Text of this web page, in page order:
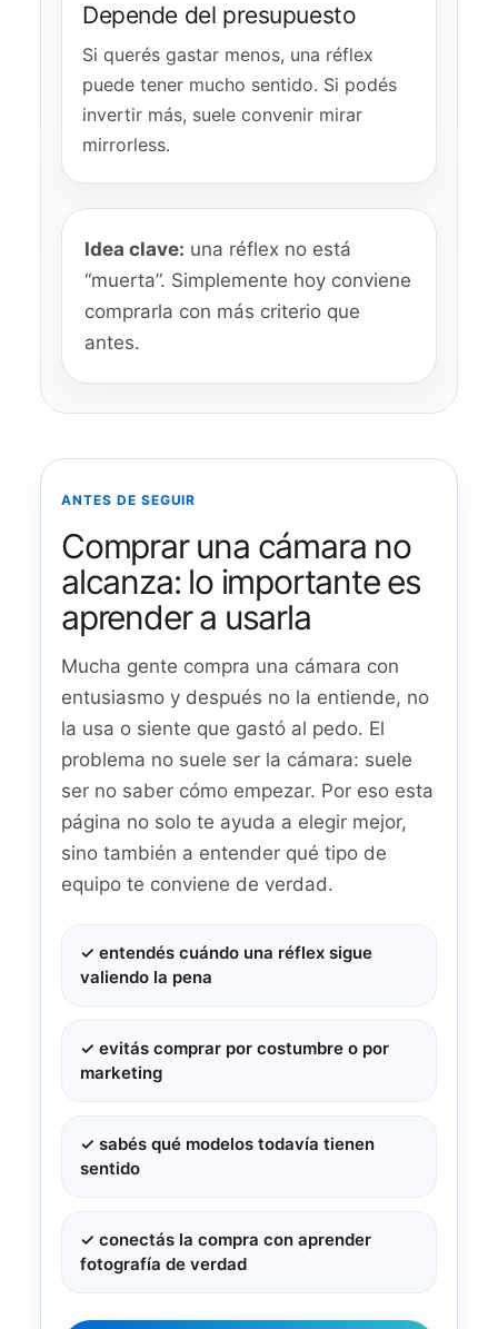
Depende del presupuesto
Si querés gastar menos, una réflex
puede tener mucho sentido. Si podés
invertir más, suele convenir mirar
mirrorless.
Idea clave: una réflex no está
“muerta”. Simplemente hoy conviene
comprarla con más criterio que
antes.
ANTES DE SEGUIR
Comprar una cámara no
alcanza: lo importante es
aprender a usarla
Mucha gente compra una cámara con
entusiasmo y después no la entiende, no
la usa o siente que gastó al pedo. El
problema no suele ser la cámara: suele
ser no saber cómo empezar. Por eso esta
página no solo te ayuda a elegir mejor,
sino también a entender qué tipo de
equipo te conviene de verdad.
✓ entendés cuándo una réflex sigue
valiendo la pena
✓ evitás comprar por costumbre o por
marketing
✓ sabés qué modelos todavía tienen
sentido
✓ conectás la compra con aprender
fotografía de verdad